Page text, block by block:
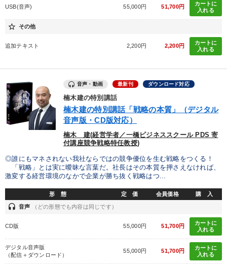
USB(音声) 55,000円 51,700円
カートに
入れる
star_border その他
追加テキスト 2,200円 2,200円
カートに
入れる
音声・動画 最新刊 ダウンロード対応
楠木建の特別講話
楠木建の特別講話「戦略の本質」（デジタル
音声版・CD版対応）
楠木 建(経営学者／一橋ビジネススクール PDS 寄
付講座競争戦略特任教授)
◎誰にもマネされない我社ならではの競争優位を生む戦略をつくる！
「戦略」とは実に曖昧な言葉だ。社長はその本質を押さえなければ、
激変する経営環境のなかで企業が勝ち抜く戦略はつ...
形 態 定 価 会員価格 購 入
headset 音声 （どの形態でも内容は同じです）
CD版 55,000円 51,700円
カートに
入れる
デジタル音声版
（配信＋ダウンロード）
55,000円 51,700円
カートに
入れる